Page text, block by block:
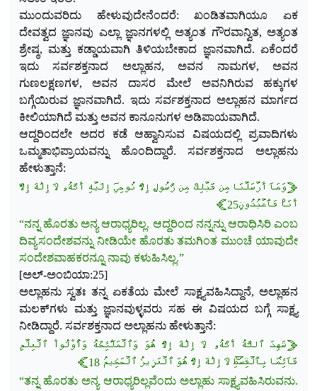
ಮುಂದುವರಿದು ಹೇಳುವುದೇನೆಂದರೆ: ಖಂಡಿತವಾಗಿಯೂ ಏಕ
ದೇವತ್ವದ ಜ್ಞಾನವು ಎಲ್ಲಾ ಜ್ಞಾನಗಳಲ್ಲಿ ಅತ್ಯಂತ ಗೌರವಾನ್ವಿತ, ಅತ್ಯಂತ
ಶ್ರೇಷ್ಠ, ಮತ್ತು ಕಡ್ಡಾಯವಾಗಿ ತಿಳಿಯಬೇಕಾದ ಜ್ಞಾನವಾಗಿದೆ. ಏಕೆಂದರೆ
ಇದು ಸರ್ವಶಕ್ತನಾದ ಅಲ್ಲಾಹನ, ಅವನ ನಾಮಗಳ, ಅವನ
ಗುಣಲಕ್ಷಣಗಳ, ಅವನ ದಾಸರ ಮೇಲೆ ಅವನಿಗಿರುವ ಹಕ್ಕುಗಳ
ಬಗ್ಗೆಯಿರುವ ಜ್ಞಾನವಾಗಿದೆ. ಇದು ಸರ್ವಶಕ್ತನಾದ ಅಲ್ಲಾಹನ ಮಾರ್ಗದ
ಕೀಲಿಯಾಗಿದೆ ಮತ್ತು ಅವನ ಕಾನೂನುಗಳ ಅಡಿಪಾಯವಾಗಿದೆ.
ಆದ್ದರಿಂದಲೇ ಅದರ ಕಡೆ ಆಹ್ವಾನಿಸುವ ವಿಷಯದಲ್ಲಿ ಪ್ರವಾದಿಗಳು
ಒಮ್ಮತಾಭಿಪ್ರಾಯವನ್ನು ಹೊಂದಿದ್ದಾರೆ. ಸರ್ವಶಕ್ತನಾದ ಅಲ್ಲಾಹನು
ಹೇಳುತ್ತಾನೆ:
﴿وَمَآ أَرۡسَلۡنَا مِن قَبۡلِكَ مِن رَّسُولٍ إِلَّا نُوحِيٓ إِلَيۡهِ أَنَّهُۥ لَآ إِلَٰهَ إِلَّآ
أَنَا۠ فَٱعۡبُدُونِ25﴾
“ನನ್ನ ಹೊರತು ಅನ್ಯ ಆರಾಧ್ಯರಿಲ್ಲ. ಆದ್ದರಿಂದ ನನ್ನನ್ನು ಆರಾಧಿಸಿರಿ ಎಂಬ
ದಿವ್ಯಸಂದೇಶವನ್ನು ನೀಡಿಯೇ ಹೊರತು ತಮಗಿಂತ ಮುಂಚೆ ಯಾವುದೇ
ಸಂದೇಶವಾಹಕರನ್ನೂ ನಾವು ಕಳುಹಿಸಿಲ್ಲ.”
[ಅಲ್-ಅಂಬಿಯಾ:25]
ಅಲ್ಲಾಹನು ಸ್ವತಃ ತನ್ನ ಏಕತೆಯ ಮೇಲೆ ಸಾಕ್ಷ್ಯವಹಿಸಿದ್ದಾನೆ, ಅಲ್ಲಾಹನ
ಮಲಕ್‌ಗಳು ಮತ್ತು ಜ್ಞಾನವುಳ್ಳವರು ಸಹ ಈ ವಿಷಯದ ಬಗ್ಗೆ ಸಾಕ್ಷ್ಯ
ನೀಡಿದ್ದಾರೆ. ಸರ್ವಶಕ್ತನಾದ ಅಲ್ಲಾಹನು ಹೇಳುತ್ತಾನೆ:
﴿شَهِدَ ٱللَّهُ أَنَّهُۥ لَآ إِلَٰهَ إِلَّا هُوَ وَٱلۡمَلَٰٓئِكَةُ وَأُوْلُواْ ٱلۡعِلۡمِ
قَآئِمَۢا بِٱلۡقِسۡطِۚ لَآ إِلَٰهَ إِلَّا هُوَ ٱلۡعَزِيزُ ٱلۡحَكِيمُ 18﴾
“ತನ್ನ ಹೊರತು ಅನ್ಯ ಆರಾಧ್ಯರಿಲ್ಲವೆಂದು ಅಲ್ಲಾಹು ಸಾಕ್ಷ್ಯವಹಿಸಿರುವನು.